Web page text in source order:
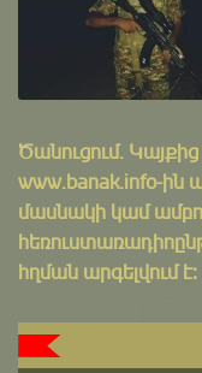
Ծանուցում․
www.banak.info-ին
մասնակի կամ
հղման արգելվում է: